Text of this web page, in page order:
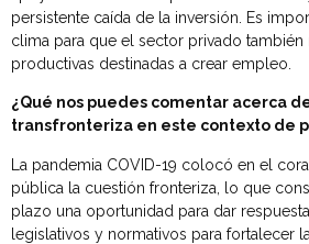
persistente caída de la inversión. Es
clima para que el sector privado también
productivas destinadas a crear empleo.
¿Qué nos puedes comentar acerca
transfronteriza en este contexto de
La pandemia COVID-19 colocó en el
pública la cuestión fronteriza, lo que
plazo una oportunidad para dar
legislativos y normativos para fortalecer